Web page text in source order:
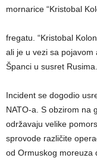
mornarice “Kristobal
fregatu. “Kristobal
ali je u vezi sa pojavom
Španci u susret Rusima.
Incident se dogodio
NATO-a. S obzirom na
održavaju velike
sprovode različite
od Ormuskog moreuza